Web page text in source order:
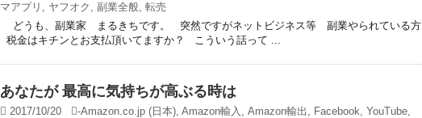
マアプリ , ヤフオク , 副業全般, 転売
どうも、副業家 まるきちです。 突然ですがネットビジネス等 副業やられている方
税金はキチンとお支払頂いてますか？ こういう話って ...
あなたが 最高に気持ちが高ぶる時は
2017/10/20 -Amazon.co.jp (日本), Amazon輸入 , Amazon輸出 , Facebook, YouTube,